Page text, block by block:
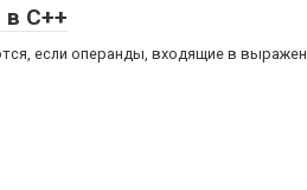
C++
если операнды, входящие в